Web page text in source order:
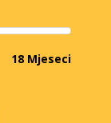
18 Mjeseci